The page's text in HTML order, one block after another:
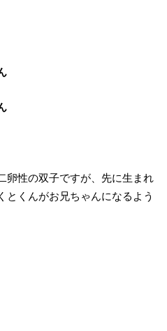
性の双子ですが、 先に生まれ
とくんがお兄ちゃんになるよう